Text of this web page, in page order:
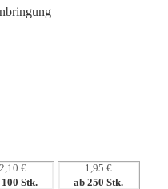
stärkt:
praktischer Nutzung.
Markenidentität.
2,10 €
Stk.
1,95 €
ab 250 Stk.